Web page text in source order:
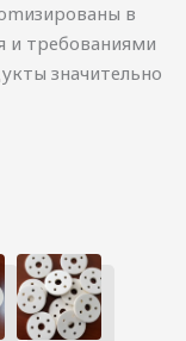
в
и требованиями
значительно
Português
日本語